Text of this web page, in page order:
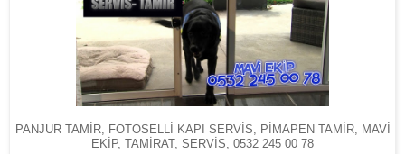
PANJUR TAMİR, FOTOSELLİ KAPI SERVİS, PİMAPEN TAMİR, MAVİ
EKİP, TAMİRAT, SERVİS, 0532 245 00 78